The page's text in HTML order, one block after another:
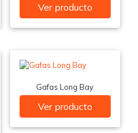
Ver producto
Gafas Long Bay
Ver producto